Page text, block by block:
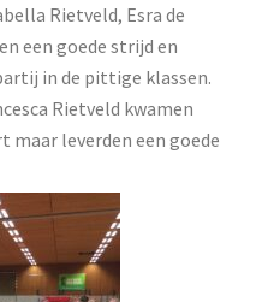
Rietveld, Esra de
een goede strijd en
in de pittige klassen.
Rietveld kwamen
leverden een goede